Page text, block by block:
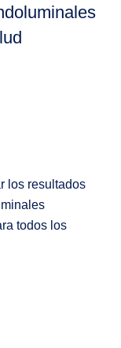
los resultados
todos los